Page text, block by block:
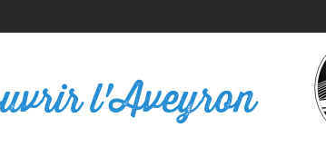
l'Aveyron